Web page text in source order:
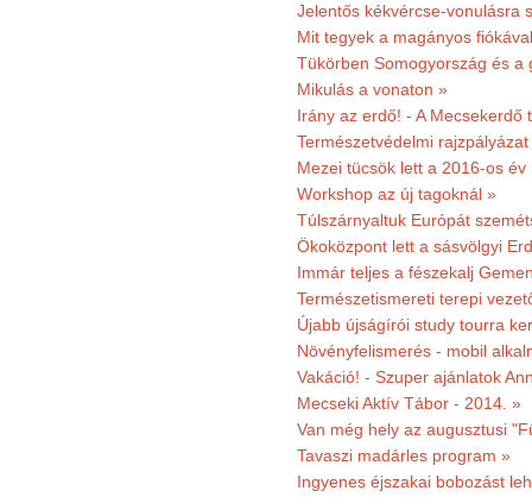
Jelentős kékvércse-vonulásra
Mit tegyek a magányos
Tükörben Somogyország és a
Mikulás a vonaton »
Irány az erdő! - A
Természetvédelmi
Mezei tücsök lett a 2016-os év
Workshop az új tagoknál »
Túlszárnyaltuk Európát
Ökoközpont lett a sásvölgyi
Immár teljes a fészekalj
Természetismereti terepi
Újabb újságírói study tourra
Növényfelismerés - mobil
Vakáció! - Szuper ajánlatok
Mecseki Aktív Tábor - 2014. »
Van még hely az augusztusi
Tavaszi madárles program »
Ingyenes éjszakai bobozást